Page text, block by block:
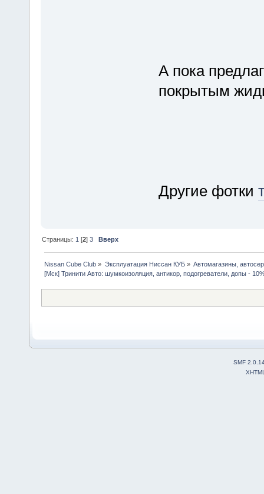
А пока
покрытым
Другие фотки
Страницы: 1 [2]3 Вверх
Nissan Cube Club » Эксплуатация Ниссан КУБ» Автомагазины,
[Мск] Тринити Авто: шумкоизоляция, антикор, подогреватели, допы -
SMF